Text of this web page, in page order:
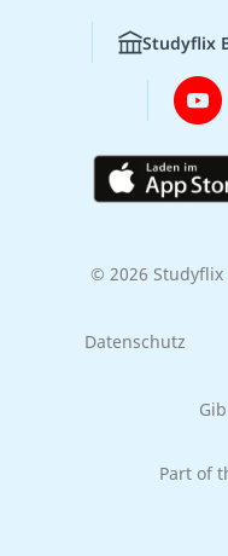
Studyflix
© 2026 Studyflix
Datenschutz
Part of